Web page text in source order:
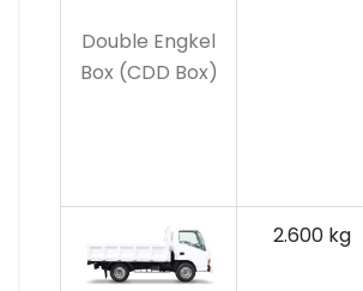
Double Engkel
Box (CDD Box)
2.600 kg